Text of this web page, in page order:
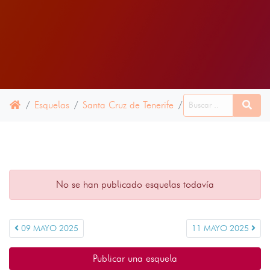
Esquelas Santa Cruz de Tenerife Paso, El 10
No se han publicado esquelas todavía
09 MAYO 2025 11 MAYO 2025
Publicar una esquela